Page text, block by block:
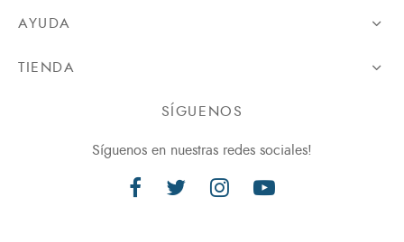
AYUDA
TIENDA
SÍGUENOS
Síguenos en nuestras redes sociales!